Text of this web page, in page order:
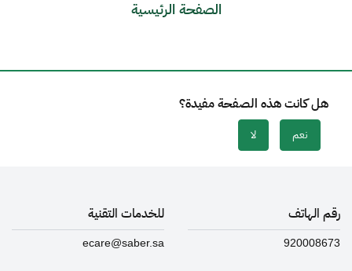
الصفحة الرئيسية
هل كانت هذه الصفحة مفيدة؟
نعم لا
رقم الهاتف
920008673
للخدمات التقنية
ecare@saber.sa